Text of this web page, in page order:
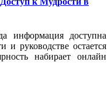
информация доступна
и руководстве остается
набирает онлайн